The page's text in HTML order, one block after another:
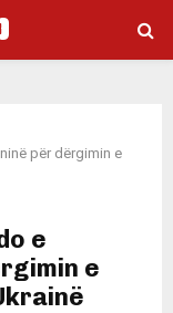
për dërgimin e
e
e